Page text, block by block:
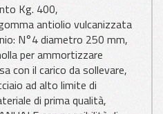
Kg. 400,
antiolio vulcanizzata
N°4 diametro 250 mm,
per ammortizzare
con il carico da sollevare,
ad alto limite di
di prima qualità,